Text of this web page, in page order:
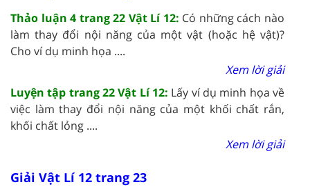
Thảo luận 4 trang 22 Vật Lí 12: Có những cách nào
làm thay đổi nội năng của một vật (hoặc hệ vật)?
Cho ví dụ minh họa ....
Xem lời giải
Luyện tập trang 22 Vật Lí 12: Lấy ví dụ minh họa về
việc làm thay đổi nội năng của một khối chất rắn,
khối chất lỏng ....
Xem lời giải
Giải Vật Lí 12 trang 23